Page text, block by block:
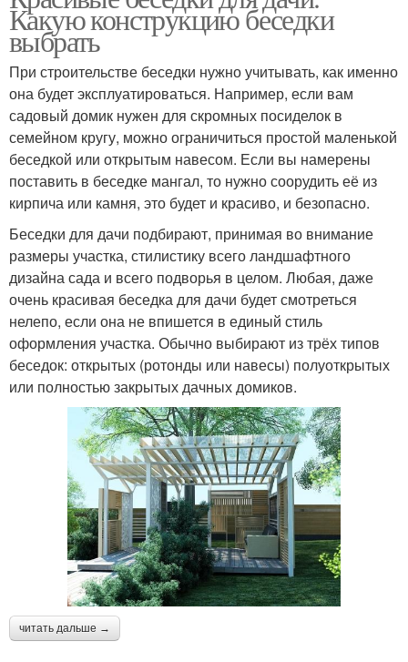
Какую конструкцию беседки
выбрать
При строительстве беседки нужно учитывать, как именно
она будет эксплуатироваться. Например, если вам
садовый домик нужен для скромных посиделок в
семейном кругу, можно ограничиться простой маленькой
беседкой или открытым навесом. Если вы намерены
поставить в беседке мангал, то нужно соорудить её из
кирпича или камня, это будет и красиво, и безопасно.
Беседки для дачи подбирают, принимая во внимание
размеры участка, стилистику всего ландшафтного
дизайна сада и всего подворья в целом. Любая, даже
очень красивая беседка для дачи будет смотреться
нелепо, если она не впишется в единый стиль
оформления участка. Обычно выбирают из трёх типов
беседок: открытых (ротонды или навесы) полуоткрытых
или полностью закрытых дачных домиков.
читать дальше →